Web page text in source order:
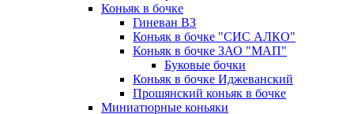
Коньяк в бочке
Гиневан ВЗ
Коньяк в бочке "СИС АЛКО"
Коньяк в бочке ЗАО "МАП"
Буковые бочки
Коньяк в бочке Иджеванский
Прошянский коньяк в бочке
Миниатюрные коньяки